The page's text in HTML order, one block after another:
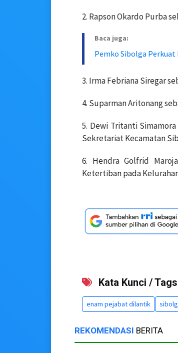
2. Rapson Okardo Purba
Baca juga:
Pemko Sibolga
3. Irma Febriana Siregar
4. Suparman Aritonang
5. Dewi Tritanti
Sekretariat Kecamatan
6. Hendra Golfrid
Ketertiban pada
Kata Kunci / Tags
enam pejabat dilantik
REKOMENDASI BERITA